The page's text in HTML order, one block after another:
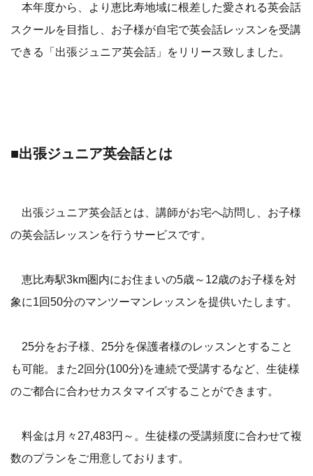
本年度から、より恵比寿地域に根差した愛される英会話
スクールを目指し、お子様が自宅で英会話レッスンを受講
できる「出張ジュニア英会話」をリリース致しました。
■出張ジュニア英会話とは
出張ジュニア英会話とは、講師がお宅へ訪問し、お子様
の英会話レッスンを行うサービスです。
恵比寿駅3km圏内にお住まいの5歳～12歳のお子様を対
象に1回50分のマンツーマンレッスンを提供いたします。
25分をお子様、25分を保護者様のレッスンとすること
も可能。また2回分(100分)を連続で受講するなど、生徒様
のご都合に合わせカスタマイズすることができます。
料金は月々27,483円～。生徒様の受講頻度に合わせて複
数のプランをご用意しております。